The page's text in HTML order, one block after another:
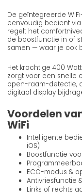
De geïntegreerde
eenvoudig bedient via
regelt het
de boostfunctie in of
samen — waar je ook
Het krachtige 400
zorgt voor een snelle
open-raam-detectie,
digitaal display
Voordelen
WiFi
Intelligente
iOS)
Boostfunctie
ECO-modus &
Antivriesfunctie
Links of rechts